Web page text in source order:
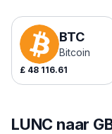
BTC
Bitcoin
£ 48 116.61
LUNC naar